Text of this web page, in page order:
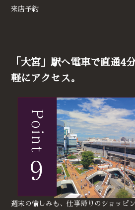
来店予約
「大宮」駅へ電車で直通4
軽にアクセス。
週末の愉しみも、仕事帰りのショッピ